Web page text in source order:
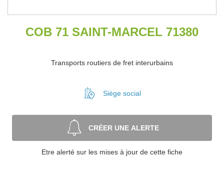
COB 71 SAINT-MARCEL 71380
Transports routiers de fret interurbains
Siège social
CRÉER UNE ALERTE
Etre alerté sur les mises à jour de cette fiche